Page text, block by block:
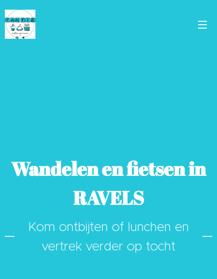
Wandelen en fietsen in
RAVELS
Kom ontbijten of lunchen en
vertrek verder op tocht